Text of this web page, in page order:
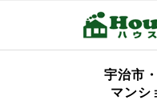
宇治市
マンシ